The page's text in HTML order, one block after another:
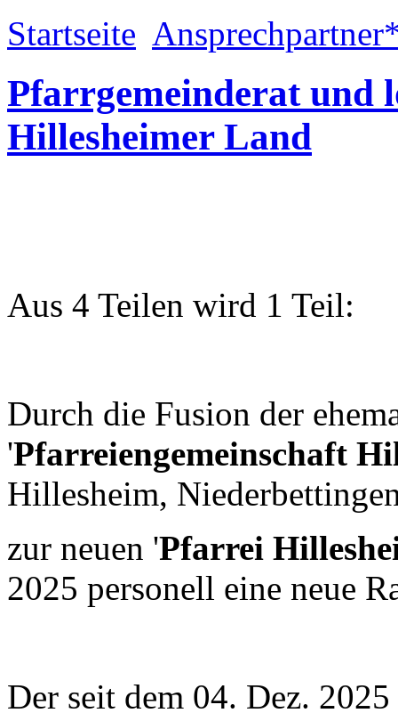
Startseite
Pfarrgemeinderat und
Hillesheimer Land
Aus 4 Teilen wird 1 Teil:
Durch die Fusion der
'Pfarreiengemeinschaft
Hillesheim,
zur neuen 'Pfarrei
2025 personell eine neue
Der seit dem 04. Dez.